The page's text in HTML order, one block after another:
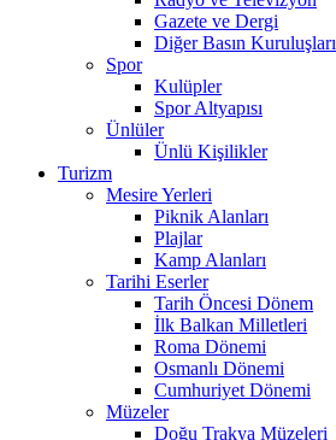
Gazete ve Dergi
Diğer Basın Kuruluşları
Spor
Kulüpler
Spor Altyapısı
Ünlüler
Ünlü Kişilikler
Turizm
Mesire Yerleri
Piknik Alanları
Plajlar
Kamp Alanları
Tarihi Eserler
Tarih Öncesi Dönem
İlk Balkan Milletleri
Roma Dönemi
Osmanlı Dönemi
Cumhuriyet Dönemi
Müzeler
Doğu Trakya Müzeleri